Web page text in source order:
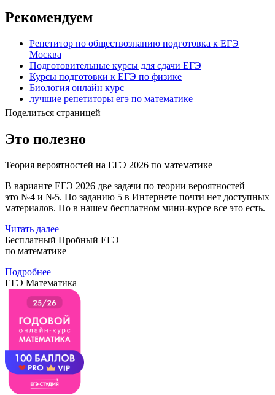
Рекомендуем
Репетитор по обществознанию подготовка к ЕГЭ
Москва
Подготовительные курсы для сдачи ЕГЭ
Курсы подготовки к ЕГЭ по физике
Биология онлайн курс
лучшие репетиторы егэ по математике
Поделиться страницей
Это полезно
Теория вероятностей на ЕГЭ 2026 по математике
В варианте ЕГЭ 2026 две задачи по теории вероятностей —
это №4 и №5. По заданию 5 в Интернете почти нет доступных
материалов. Но в нашем бесплатном мини-курсе все это есть.
Читать далее
Бесплатный Пробный ЕГЭ
по математике
Подробнее
ЕГЭ Математика